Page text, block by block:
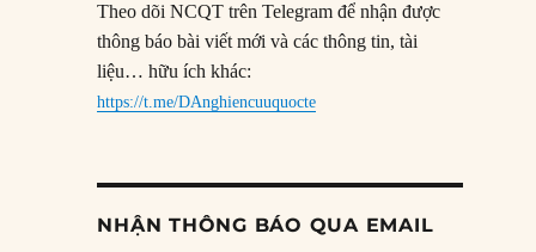
Theo dõi NCQT trên Telegram để nhận được
thông báo bài viết mới và các thông tin, tài
liệu… hữu ích khác:
https://t.me/DAnghiencuuquocte
NHẬN THÔNG BÁO QUA EMAIL